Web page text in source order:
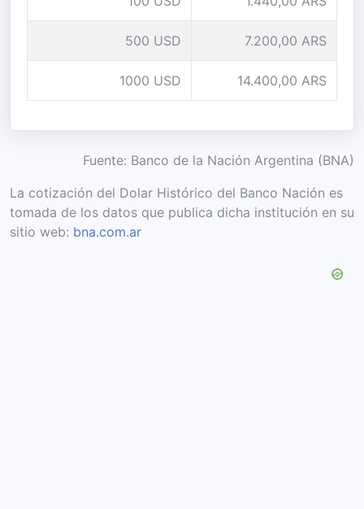
500 USD 7.200,00 ARS
1000 USD 14.400,00 ARS
Fuente: Banco de la Nación Argentina (BNA)
La cotización del Dolar Histórico del Banco Nación es
tomada de los datos que publica dicha institución en su
sitio web: bna.com.ar